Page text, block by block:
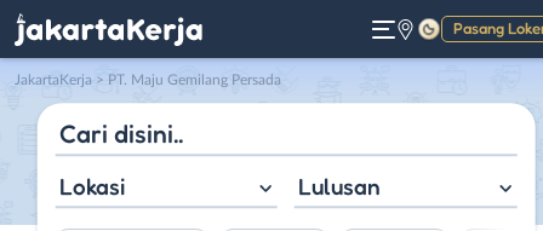
Pasang
Gelap
JakartaKerja > PT. Maju Gemilang Persada
Lokasi Lulusan